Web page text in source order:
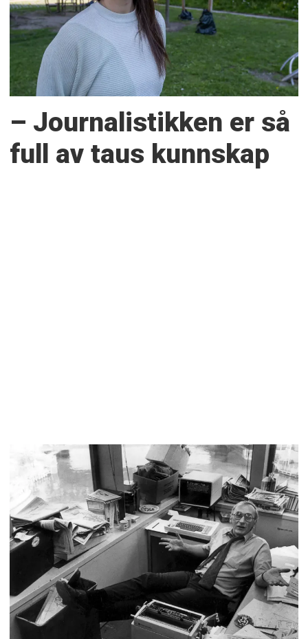
– Journalistikken er så
full av taus kunnskap